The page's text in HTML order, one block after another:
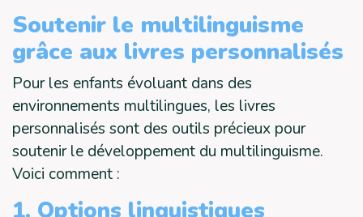
Soutenir le multilinguisme
grâce aux livres personnalisés
Pour les enfants évoluant dans des
environnements multilingues, les livres
personnalisés sont des outils précieux pour
soutenir le développement du multilinguisme.
Voici comment :